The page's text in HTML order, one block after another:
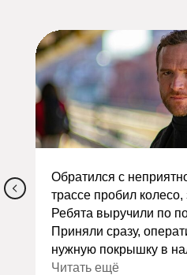
Обратился с
трассе пробил
Ребята выручили по
Приняли сразу,
нужную покрышку в
сделали балансировку.
Читать ещё